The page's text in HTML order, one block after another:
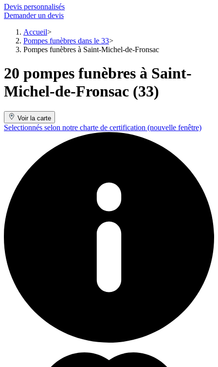
Devis personnalisés
Demander un devis
Accueil
Pompes funèbres dans le 33
Pompes funèbres à Saint-Michel-de-Fronsac
20 pompes funèbres à Saint-
Michel-de-Fronsac (33)
Voir la carte
Selectionnés selon notre charte de certification (nouvelle fenêtre)